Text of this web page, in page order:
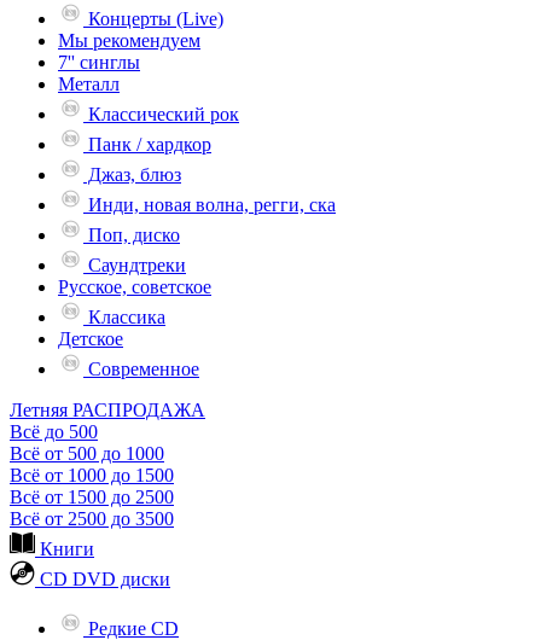
Концерты (Live)
Мы рекомендуем
7'' синглы
Металл
Классический рок
Панк / хардкор
Джаз, блюз
Инди, новая волна, регги, ска
Поп, диско
Саундтреки
Русское, советское
Классика
Детское
Современное
Летняя РАСПРОДАЖА
Всё до 500
Всё от 500 до 1000
Всё от 1000 до 1500
Всё от 1500 до 2500
Всё от 2500 до 3500
Книги
CD DVD диски
Редкие CD